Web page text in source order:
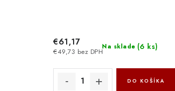
Na sklade (6 ks)
€49,73 bez DPH
€61,17
DO KOŠÍKA